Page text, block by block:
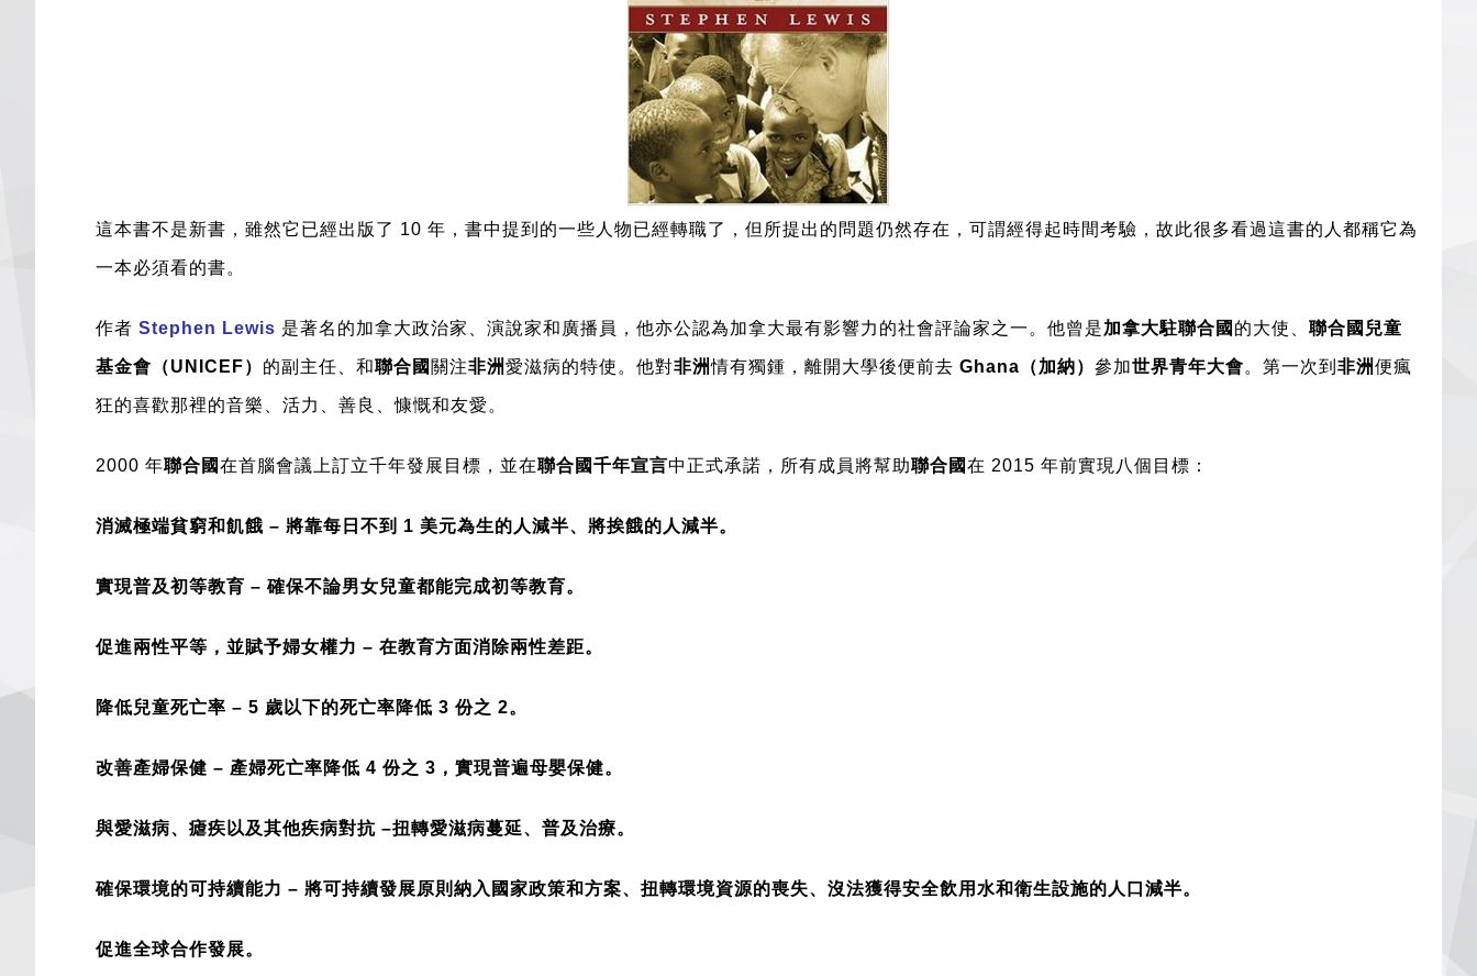
這本書不是新書，雖然它已經出版了 10 年，書中提到的一些人物已經轉職了，但所提出的問題仍然存在，可謂經得起時間考驗，故此很多看過這書的人都稱它為
一本必須看的書。
作者 Stephen Lewis 是著名的加拿大政治家、演說家和廣播員，他亦公認為加拿大最有影響力的社會評論家之一。他曾是加拿大駐聯合國 的大使、 聯合國兒童
基金會（UNICEF） 的副主任、和聯合國 關注非洲愛滋病的特使。他對非洲情有獨鍾，離開大學後便前去 Ghana（加納） 參加世界青年大會。第一次到 非洲便瘋
狂的喜歡那裡的音樂、活力、善良、慷慨和友愛。
2000 年聯合國在首腦會議上訂立千年發展目標，並在聯合國千年宣言中正式承諾，所有成員將幫助聯合國在 2015 年前實現八個目標：
消滅極端貧窮和飢餓 – 將靠每日不到 1 美元為生的人減半、將挨餓的人減半。
實現普及初等教育 – 確保不論男女兒童都能完成初等教育。
促進兩性平等，並賦予婦女權力 – 在教育方面消除兩性差距。
降低兒童死亡率 – 5 歲以下的死亡率降低 3 份之 2。
改善產婦保健 – 產婦死亡率降低 4 份之 3，實現普遍母嬰保健。
與愛滋病、瘧疾以及其他疾病對抗 –扭轉愛滋病蔓延、普及治療。
確保環境的可持續能力 – 將可持續發展原則納入國家政策和方案、扭轉環境資源的喪失、沒法獲得安全飲用水和衛生設施的人口減半。
促進全球合作發展。